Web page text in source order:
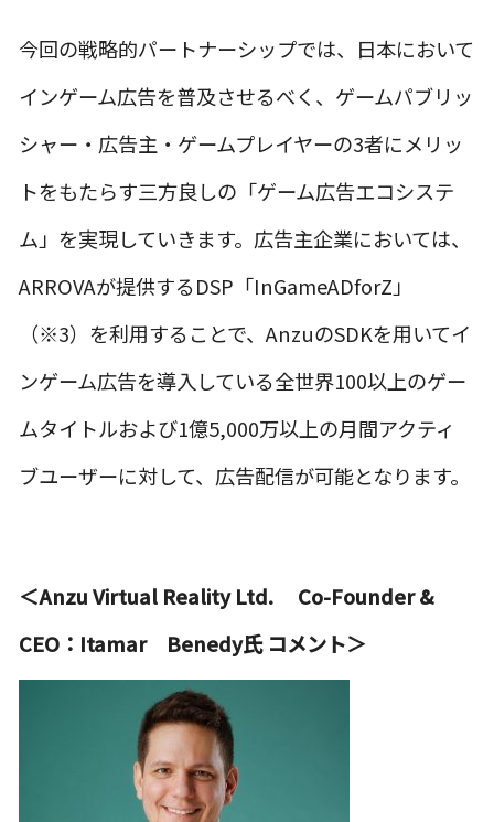
今回の戦略的パートナーシップでは、日本において
インゲーム広告を普及させるべく、ゲームパブリッ
シャー・広告主・ゲームプレイヤーの3者にメリッ
トをもたらす三方良しの「ゲーム広告エコシステ
ム」を実現していきます。広告主企業においては、
ARROVAが提供するDSP「InGameADforZ」
（※3）を利用することで、AnzuのSDKを用いてイ
ンゲーム広告を導入している全世界100以上のゲー
ムタイトルおよび1億5,000万以上の月間アクティ
ブユーザーに対して、広告配信が可能となります。
＜Anzu Virtual Reality Ltd. Co-Founder &
CEO：Itamar Benedy氏 コメント＞